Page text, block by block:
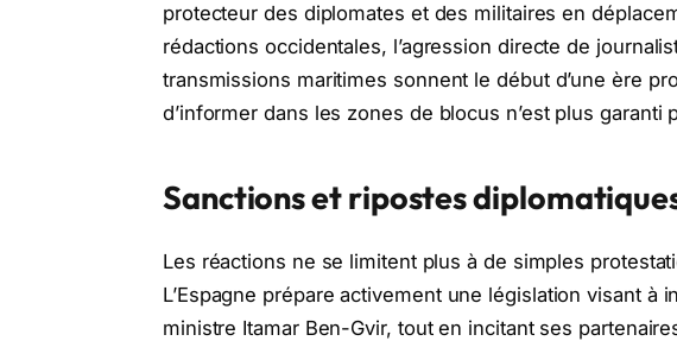
protecteur des diplomates et des militaires en
rédactions occidentales, l’agression directe de
transmissions maritimes sonnent le début d’une ère
d’informer dans les zones de blocus n’est plus garanti
Sanctions et ripostes
Les réactions ne se limitent plus à de simples
L’Espagne prépare activement une législation visant à
ministre Itamar Ben-Gvir, tout en incitant ses